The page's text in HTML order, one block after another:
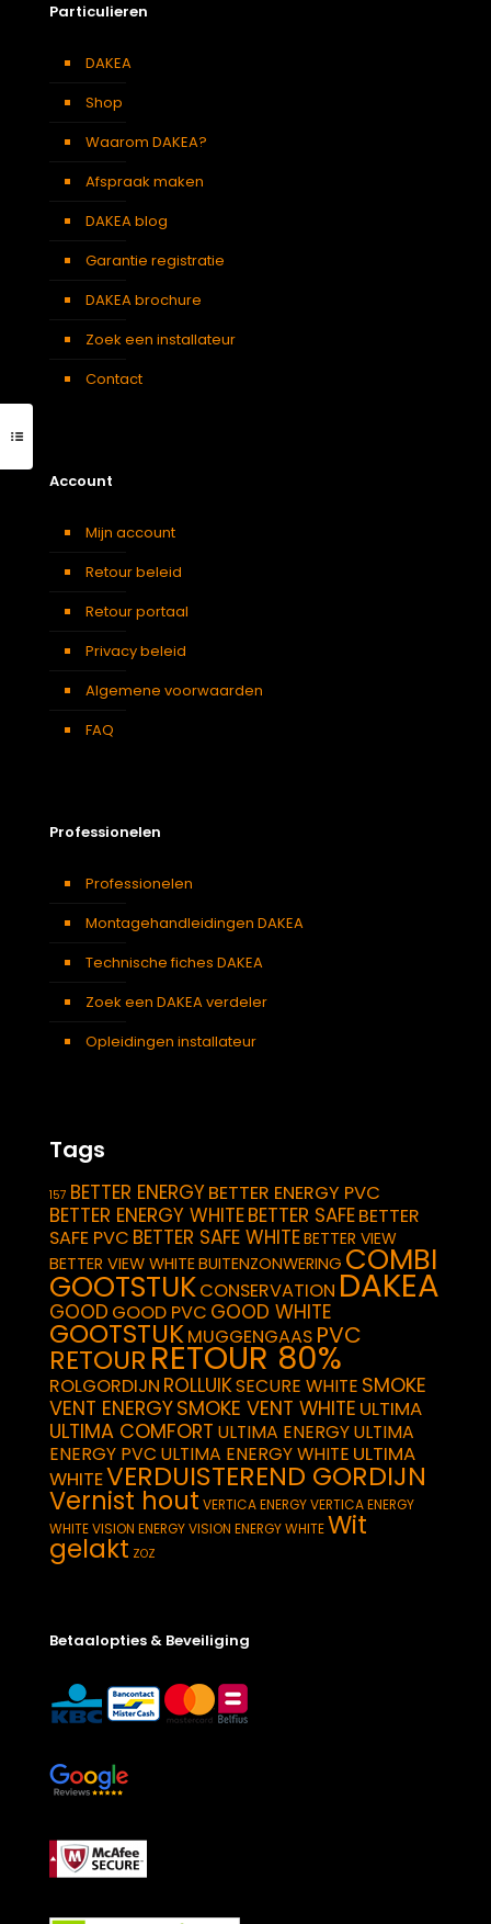
Particulieren
DAKEA
Shop
Waarom DAKEA?
Afspraak maken
DAKEA blog
Garantie registratie
DAKEA brochure
Zoek een installateur
Contact
Account
Mijn account
Retour beleid
Retour portaal
Privacy beleid
Algemene voorwaarden
FAQ
Professionelen
Professionelen
Montagehandleidingen DAKEA
Technische fiches DAKEA
Zoek een DAKEA verdeler
Opleidingen installateur
Tags
157 BETTER ENERGYBETTER ENERGY PVC
BETTER ENERGY WHITEBETTER SAFEBETTER
SAFE PVC BETTER SAFE WHITEBETTER VIEW
BETTER VIEW WHITEBUITENZONWERING COMBI
GOOTSTUKCONSERVATION DAKEA
GOOD GOOD PVC GOOD WHITE
GOOTSTUKMUGGENGAAS PVC
RETOUR RETOUR 80%
ROLGORDIJN ROLLUIKSECURE WHITE SMOKE
VENT ENERGYSMOKE VENT WHITE ULTIMA
ULTIMA COMFORT ULTIMA ENERGYULTIMA
ENERGY PVC ULTIMA ENERGY WHITE ULTIMA
WHITEVERDUISTEREND GORDIJN
Vernist hout VERTICA ENERGYVERTICA ENERGY
WHITEVISION ENERGYVISION ENERGY WHITEWit
gelakt ZOZ
Betaalopties & Beveiliging